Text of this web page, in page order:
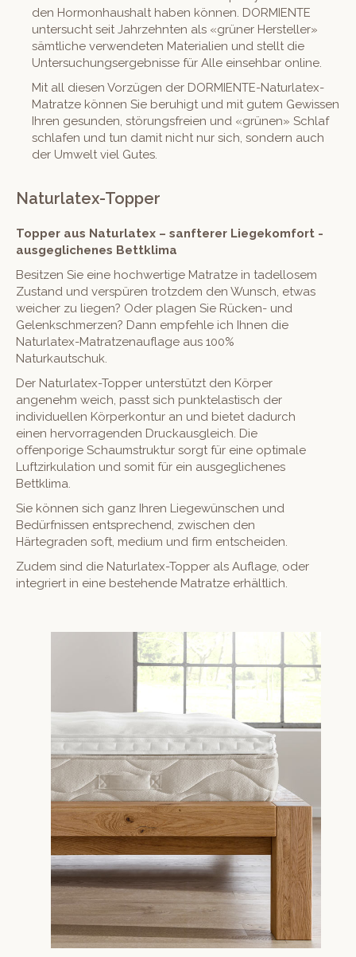
den Hormonhaushalt haben können. DORMIENTE
untersucht seit Jahrzehnten als «grüner Hersteller»
sämtliche verwendeten Materialien und stellt die
Untersuchungsergebnisse für Alle einsehbar online.
Mit all diesen Vorzügen der DORMIENTE-Naturlatex-
Matratze können Sie beruhigt und mit gutem Gewissen
Ihren gesunden, störungsfreien und «grünen» Schlaf
schlafen und tun damit nicht nur sich, sondern auch
der Umwelt viel Gutes.
Naturlatex-Topper
Topper aus Naturlatex – sanfterer Liegekomfort -
ausgeglichenes Bettklima
Besitzen Sie eine hochwertige Matratze in tadellosem
Zustand und verspüren trotzdem den Wunsch, etwas
weicher zu liegen? Oder plagen Sie Rücken- und
Gelenkschmerzen? Dann empfehle ich Ihnen die
Naturlatex-Matratzenauflage aus 100%
Naturkautschuk.
Der Naturlatex-Topper unterstützt den Körper
angenehm weich, passt sich punktelastisch der
individuellen Körperkontur an und bietet dadurch
einen hervorragenden Druckausgleich. Die
offenporige Schaumstruktur sorgt für eine optimale
Luftzirkulation und somit für ein ausgeglichenes
Bettklima.
Sie können sich ganz Ihren Liegewünschen und
Bedürfnissen entsprechend, zwischen den
Härtegraden soft, medium und firm entscheiden.
Zudem sind die Naturlatex-Topper als Auflage, oder
integriert in eine bestehende Matratze erhältlich.